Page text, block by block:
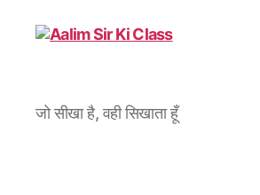
Aalim
Sir
जो सीखा है, वही सिखाता हूँ